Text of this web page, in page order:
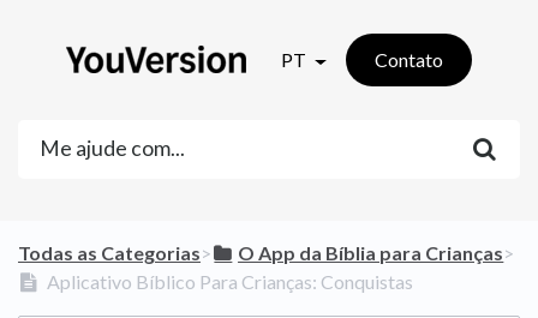
PT Contato
Todas as Categorias​>​ ​O App da Bíblia para Crianças​>​
Aplicativo Bíblico Para Crianças: Conquistas